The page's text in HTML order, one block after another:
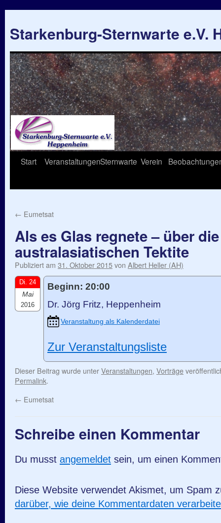
Starkenburg-Sternwarte e.V.
Springe
Start VeranstaltungenSternwarte Verein
← Eumetsat
Als es Glas regnete – über
australasiatischen Tektite
Publiziert am 31. Oktober 2015von Albert Heller (AH)
Di. 24
Mai
2016
Beginn: 20:00
Dr. Jörg Fritz, Heppenheim
Veranstaltung als Kalenderdatei
Zur Veranstaltungsliste
Dieser Beitrag wurde unterVeranstaltungen, Vorträge
Permalink.
← Eumetsat
Schreibe einen Kommentar
Du musst angemeldet sein, um einen
Diese Website verwendet Akismet, um Spam
darüber, wie deine Kommentardaten